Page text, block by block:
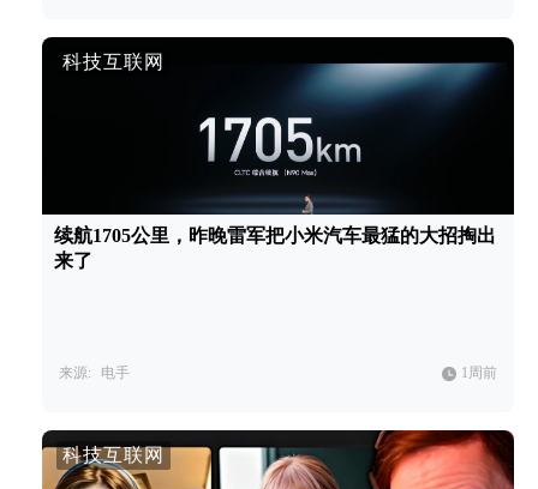
科技互联网
续航1705公里，昨晚雷军把小米汽车最猛的大招掏出
来了
来源: 电手 1周前
科技互联网